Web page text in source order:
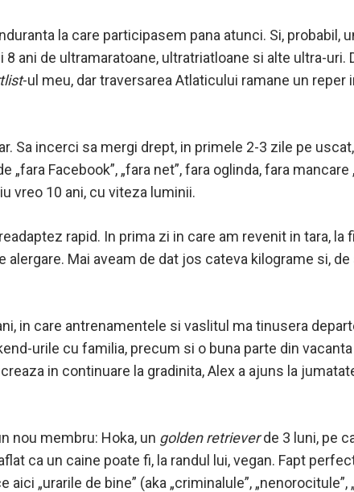
la care participasem pana atunci. Si, probabil,
8 ani de ultramaratoane, ultratriatloane si alte ultra-uri.
-ul meu, dar traversarea Atlaticului ramane un
Sa incerci sa mergi drept, in primele 2-3 zile pe
Facebook”, „fara net”, fara oglinda, fara
vreo 10 ani, cu viteza luminii.
rapid. In prima zi in care am revenit in tara, la
Mai aveam de dat jos cateva kilograme si,
in care antrenamentele si vaslitul ma tinusera
urile cu familia, precum si o buna parte din
in continuare la gradinita, Alex a ajuns la
nou membru: Hoka, un golden retrieverde 3 luni, pe
ca un caine poate fi, la randul lui, vegan. Fapt
„urarile de bine” (aka „criminalule”,